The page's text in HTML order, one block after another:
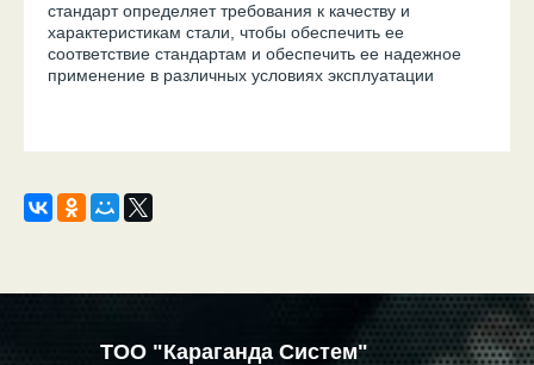
стандарт определяет требования к качеству и
характеристикам стали, чтобы обеспечить ее
соответствие стандартам и обеспечить ее надежное
применение в различных условиях эксплуатации
ТОО "Караганда Систем"